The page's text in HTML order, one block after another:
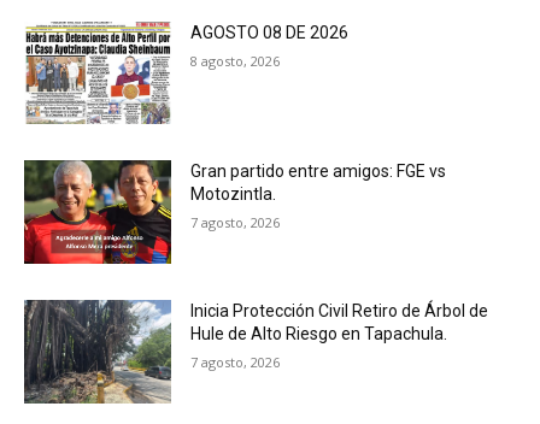
AGOSTO 08 DE 2026
8 agosto, 2026
Gran partido entre amigos: FGE vs
Motozintla.
7 agosto, 2026
Inicia Protección Civil Retiro de Árbol de
Hule de Alto Riesgo en Tapachula.
7 agosto, 2026